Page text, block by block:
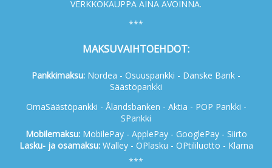
VERKKOKAUPPA AINA AVOINNA.
***
MAKSUVAIHTOEHDOT:
Pankkimaksu: Nordea - Osuuspankki - Danske Bank -
Säästöpankki
OmaSäästöpankki - Ålandsbanken - Aktia - POP Pankki -
SPankki
Mobilemaksu:MobilePay - ApplePay - GooglePay - Siirto
Lasku- ja osamaksu:Walley - OPlasku - OPtililuotto - Klarna
***